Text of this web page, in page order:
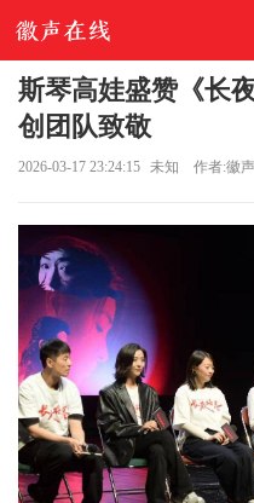
斯琴高娃盛赞《长
创团队致敬
2026-03-17 23:24:15 未知 作者:徽